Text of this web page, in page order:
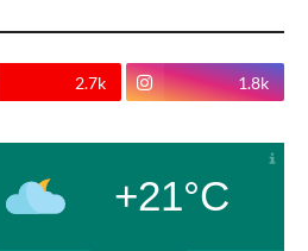
2.7k 1.8k
+21°C